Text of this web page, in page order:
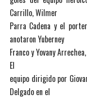
Carrillo, Wilmer
Parra Cadena y el
anotaron Yuberney
Franco y Yovany
El
equipo dirigido por
Delgado en el